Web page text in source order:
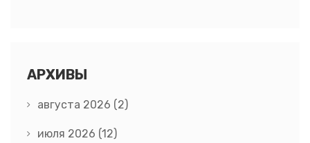
АРХИВЫ
августа 2026 (2)
июля 2026 (12)